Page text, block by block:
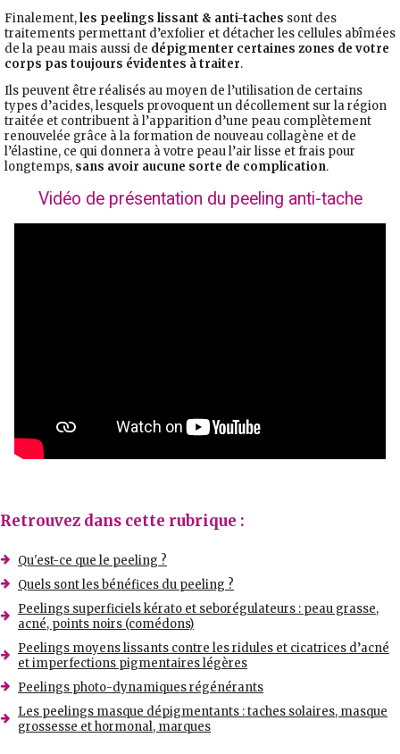
Finalement,les peelings lissant & anti-taches sont des
traitements permettant d’exfolier et détacher les cellules abîmées
de la peau mais aussi de dépigmenter certaines zones de votre
corps pas toujours évidentes à traiter.
Ils peuvent être réalisés au moyen de l’utilisation de certains
types d’acides, lesquels provoquent un décollement sur la région
traitée et contribuent à l’apparition d’une peau complètement
renouvelée grâce à la formation de nouveau collagène et de
l’élastine, ce qui donnera à votre peau l’air lisse et frais pour
longtemps, sans avoir aucune sorte de complication.
Vidéo de présentation du peeling anti-tache
Retrouvez dans cette rubrique :
Qu'est-ce que le peeling ?
Quels sont les bénéfices du peeling ?
Peelings superficiels kérato et seborégulateurs : peau grasse,
acné, points noirs (comédons)
Peelings moyens lissants contre les ridules et cicatrices d’acné
et imperfections pigmentaires légères
Peelings photo-dynamiques régénérants
Les peelings masque dépigmentants : taches solaires, masque
grossesse et hormonal, marques